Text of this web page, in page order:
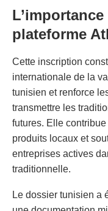
plateforme
Cette inscription
internationale de la
tunisien et renforce
transmettre les
futures. Elle
produits locaux et
entreprises actives
traditionnelle.
Le dossier tunisien a